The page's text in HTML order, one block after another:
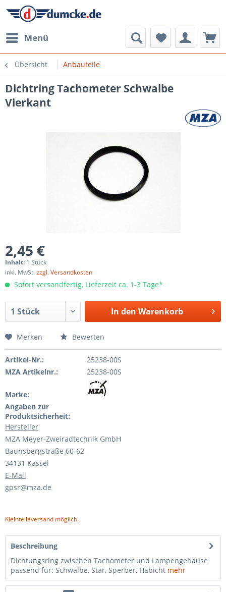
Menü
Übersicht Anbauteile
Dichtring Tachometer Schwalbe
Vierkant
2,45 €
Inhalt: 1 Stück
inkl. MwSt.zzgl. Versandkosten
Sofort versandfertig, Lieferzeit ca. 1-3 Tage*
In den Warenkorb
Merken Bewerten
Artikel-Nr.:
25238-00S
MZA Artikelnr.:
25238-00S
Marke:
Angaben zur
Produktsicherheit:
Hersteller
MZA Meyer-Zweiradtechnik GmbH
Baunsbergstraße 60-62
34131 Kassel
E-Mail
gpsr@mza.de
Kleinteileversand möglich.
Beschreibung
Dichtungsring zwischen Tachometer und Lampengehäuse
passend für: Schwalbe, Star, Sperber, Habicht mehr